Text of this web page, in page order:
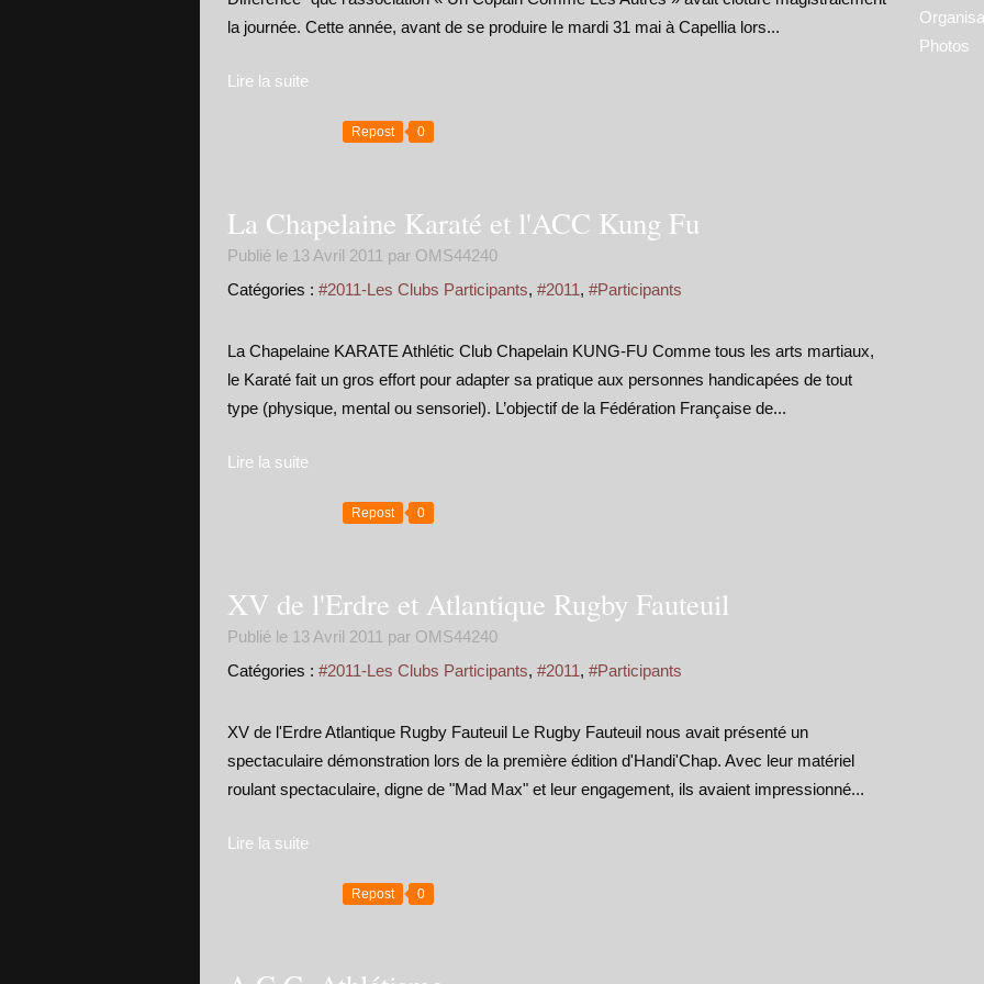
la journée. Cette année, avant de se produire le mardi 31 mai à Capellia lors...
Lire la suite
Repost 0
La Chapelaine Karaté et l'ACC Kung Fu
Publié le 13 Avril 2011 par OMS44240
Catégories : #2011-Les Clubs Participants, #2011, #Participants
La Chapelaine KARATE Athlétic Club Chapelain KUNG-FU Comme tous les arts martiaux,
le Karaté fait un gros effort pour adapter sa pratique aux personnes handicapées de tout
type (physique, mental ou sensoriel). L’objectif de la Fédération Française de...
Lire la suite
Repost 0
XV de l'Erdre et Atlantique Rugby Fauteuil
Publié le 13 Avril 2011 par OMS44240
Catégories : #2011-Les Clubs Participants, #2011, #Participants
XV de l'Erdre Atlantique Rugby Fauteuil Le Rugby Fauteuil nous avait présenté un
spectaculaire démonstration lors de la première édition d'Handi'Chap. Avec leur matériel
roulant spectaculaire, digne de "Mad Max" et leur engagement, ils avaient impressionné...
Lire la suite
Repost 0
Photos